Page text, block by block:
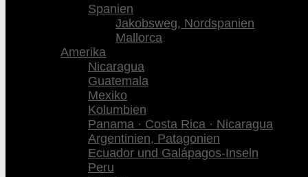
Spanien
Jakobsweg, Nordspanien
Mallorca
Amerika
Nicaragua
Guatemala
Mexiko
Kolumbien
Panama · Costa Rica · Nicaragua
Argentinien, Patagonien
Ecuador und Galápagos-Inseln
Peru